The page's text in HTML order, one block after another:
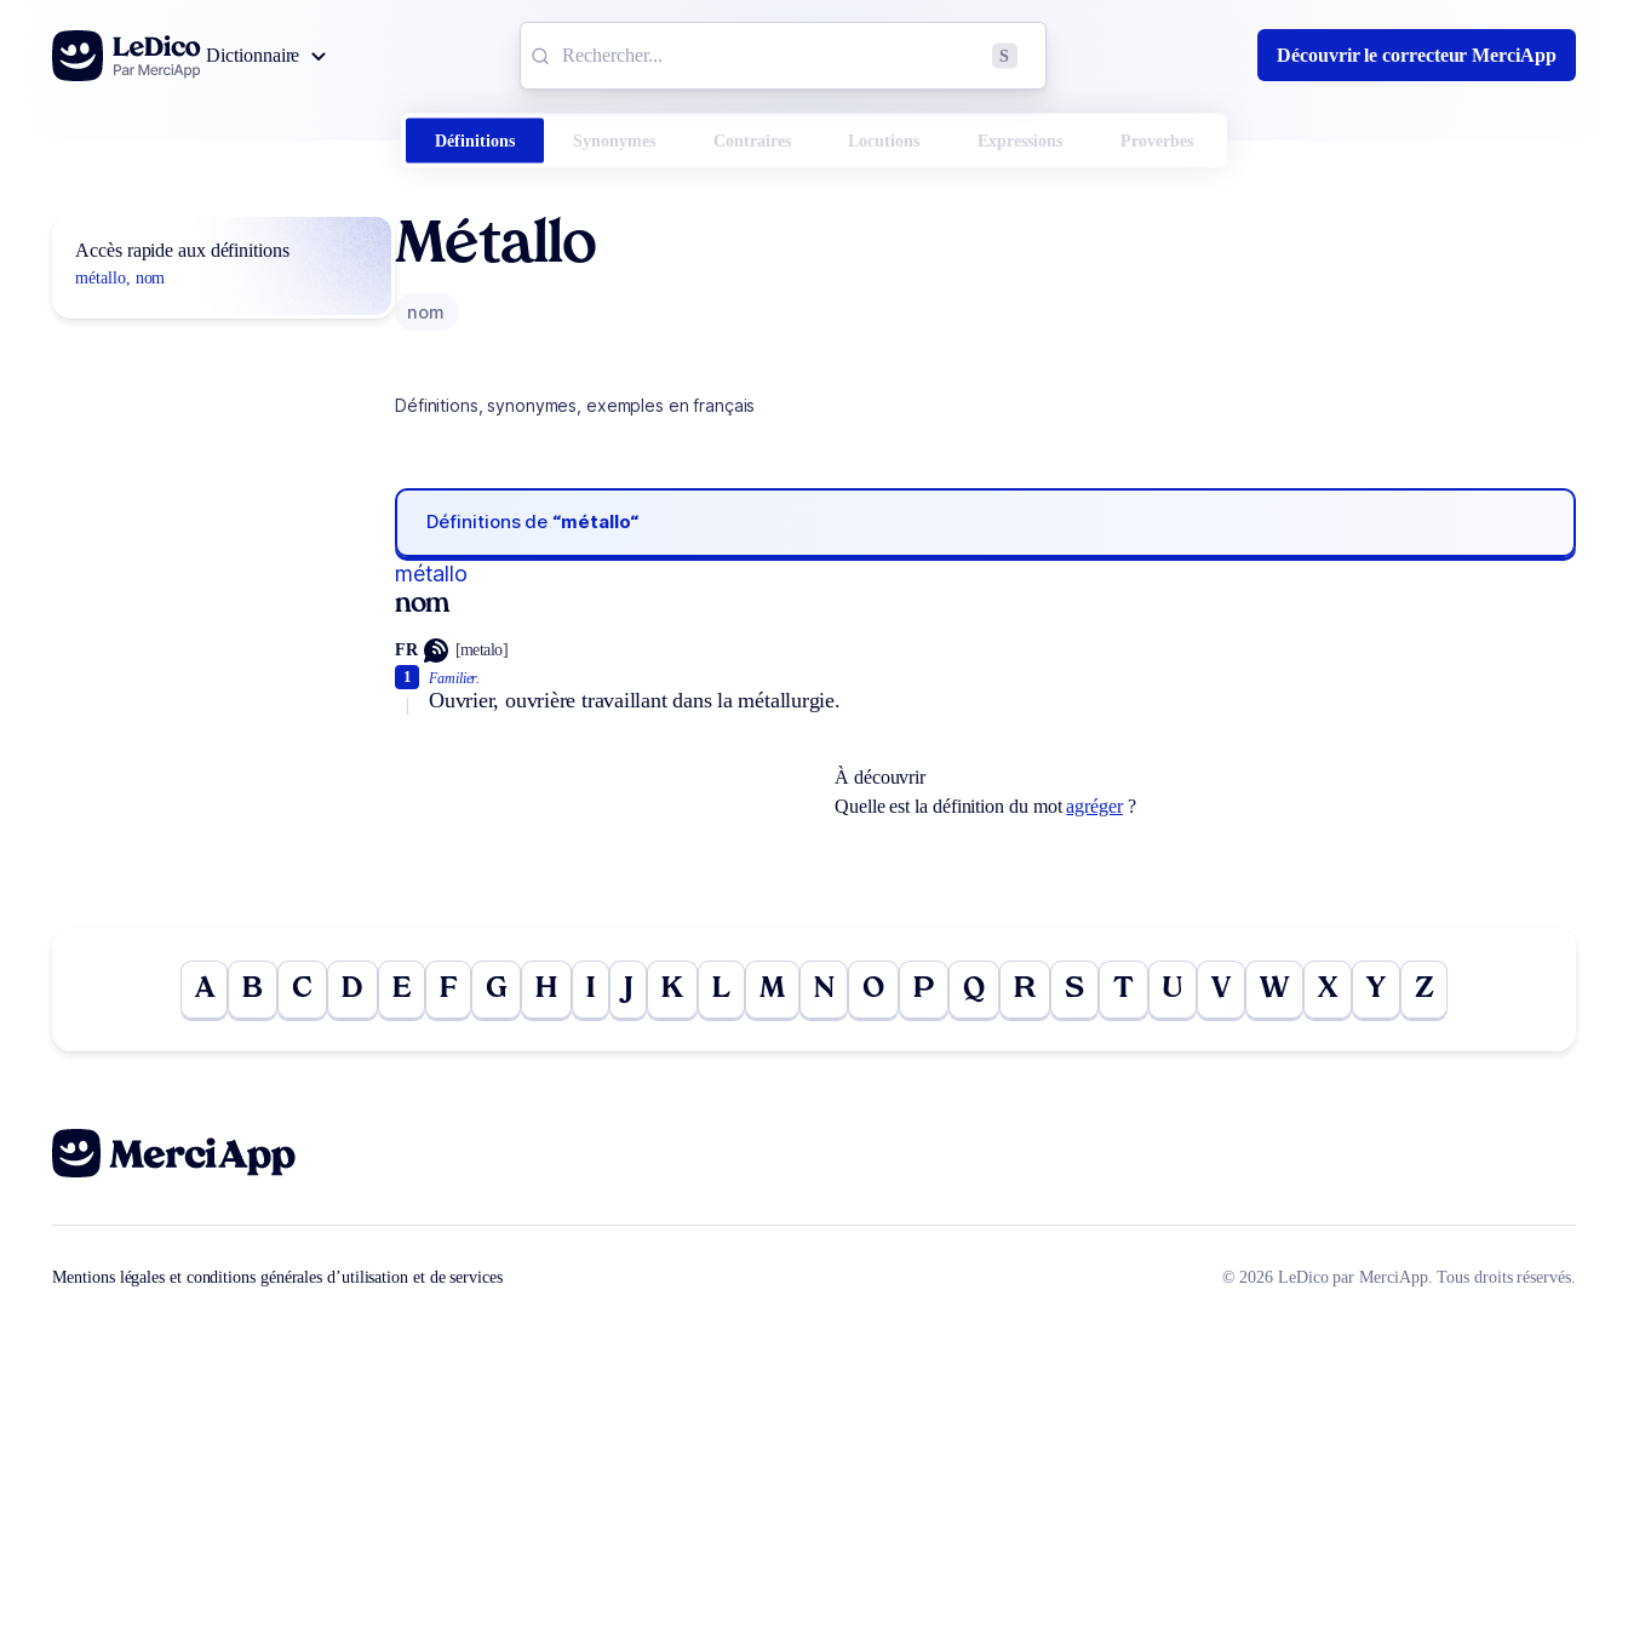
Aller au contenu
Dictionnaire
S Découvrir le correcteur MerciApp
Définitions Synonymes Contraires Locutions Expressions Proverbes
Accès rapide aux définitions
métallo, nom
Métallo
nom
Définitions, synonymes, exemples en français
Définitions de “métallo“
métallo
nom
FR [metalo]
Familier.
Ouvrier, ouvrière travaillant dans la métallurgie.
1
À découvrir
Quelle est la définition du motagréger?
A B C D E F G H I K L M N O P Q R S T U V W X Y Z
Mentions légales et conditions générales d’utilisation et de services © 2026 LeDico par MerciApp. Tous droits réservés.